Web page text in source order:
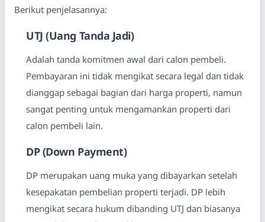
Berikut penjelasannya:
UTJ (Uang Tanda Jadi)
Adalah tanda komitmen awal dari calon pembeli.
Pembayaran ini tidak mengikat secara legal dan tidak
dianggap sebagai bagian dari harga properti, namun
sangat penting untuk mengamankan properti dari
calon pembeli lain.
DP (Down Payment)
DP merupakan uang muka yang dibayarkan setelah
kesepakatan pembelian properti terjadi. DP lebih
mengikat secara hukum dibanding UTJ dan biasanya